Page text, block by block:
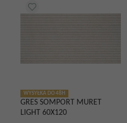
WYSYŁKA DO 48H
GRES SOMPORT MURET
LIGHT 60X120